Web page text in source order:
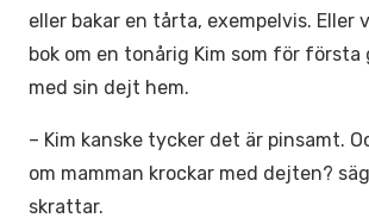
eller bakar en tårta, exempelvis. Eller
bok om en tonårig Kim som för första
med sin dejt hem.
– Kim kanske tycker det är pinsamt.
om mamman krockar med dejten?
skrattar.